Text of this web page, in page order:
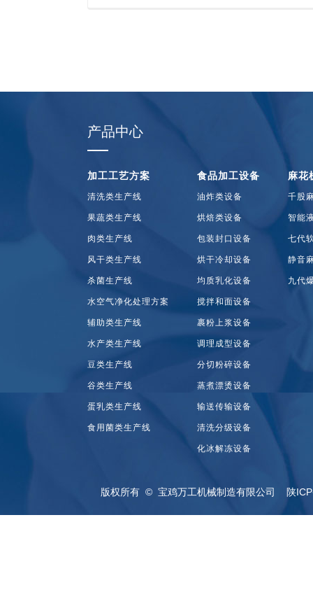
产品中心
加工工艺方案
清洗类生产线
果蔬类生产线
肉类生产线
风干类生产线
杀菌生产线
水空气净化处理方案
辅助类生产线
水产类生产线
豆类生产线
谷类生产线
蛋乳类生产线
食用菌类生产线
食品加工设备
油炸类设备
烘焙类设备
包装封口设备
烘干冷却设备
均质乳化设备
搅拌和面设备
裹粉上浆设备
调理成型设备
分切粉碎设备
蒸煮漂烫设备
输送传输设备
清洗分级设备
化冰解冻设备
麻花
千股
智能
七代
静音
九代
版权所有 © 宝鸡万工机械制造有限公司 陕